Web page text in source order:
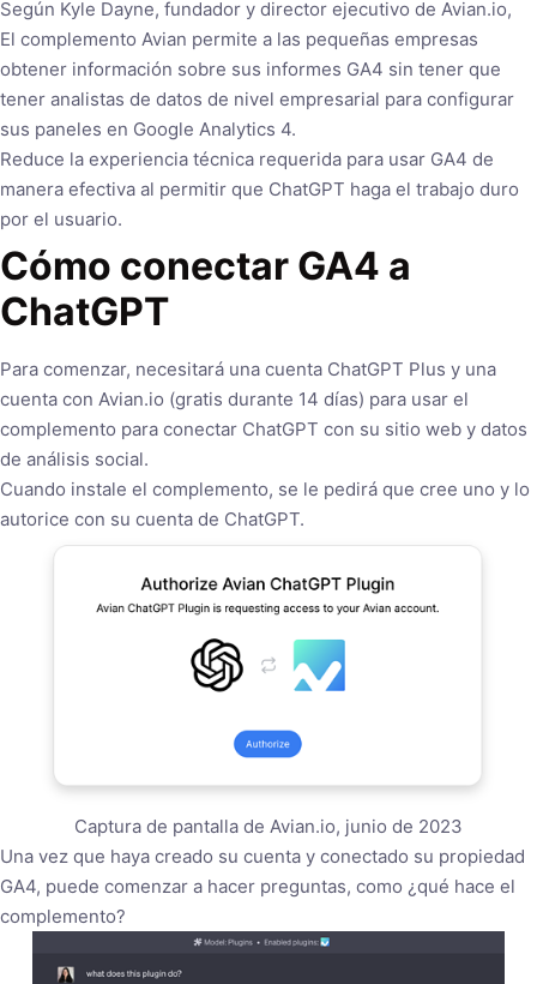
Según Kyle Dayne, fundador y director ejecutivo de Avian.io,
El complemento Avian permite a las pequeñas empresas
obtener información sobre sus informes GA4 sin tener que
tener analistas de datos de nivel empresarial para configurar
sus paneles en Google Analytics 4.
Reduce la experiencia técnica requerida para usar GA4 de
manera efectiva al permitir que ChatGPT haga el trabajo duro
por el usuario.
Cómo conectar GA4 a
ChatGPT
Para comenzar, necesitará una cuenta ChatGPT Plus y una
cuenta con Avian.io (gratis durante 14 días) para usar el
complemento para conectar ChatGPT con su sitio web y datos
de análisis social.
Cuando instale el complemento, se le pedirá que cree uno y lo
autorice con su cuenta de ChatGPT.
Captura de pantalla de Avian.io, junio de 2023
Una vez que haya creado su cuenta y conectado su propiedad
GA4, puede comenzar a hacer preguntas, como ¿qué hace el
complemento?